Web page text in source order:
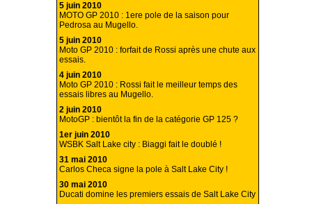
5 juin 2010
MOTO GP 2010 : 1ere pole de la saison pour
Pedrosa au Mugello.
5 juin 2010
Moto GP 2010 : forfait de Rossi après une chute aux
essais.
4 juin 2010
Moto GP 2010 : Rossi fait le meilleur temps des
essais libres au Mugello.
2 juin 2010
MotoGP : bientôt la fin de la catégorie GP 125 ?
1er juin 2010
WSBK Salt Lake city : Biaggi fait le doublé !
31 mai 2010
Carlos Checa signe la pole à Salt Lake City !
30 mai 2010
Ducati domine les premiers essais de Salt Lake City